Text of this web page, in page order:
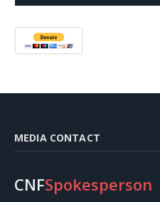
MEDIA CONTACT
CNFSpokesperson